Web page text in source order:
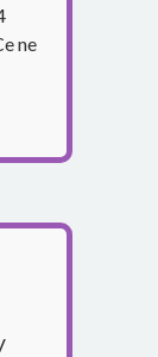
ne